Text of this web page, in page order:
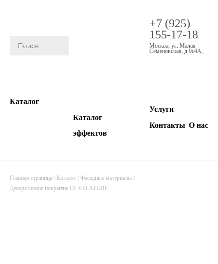
+7 (925)
155-17-18
Москва, ул. Малая
Семеновская, д.9с4А,
Каталог
Каталог
эффектов
Услуги
Контакты О нас
Главная страница / Каталог / Фасадные материалы /
Декоративное покрытие LE VELATURE